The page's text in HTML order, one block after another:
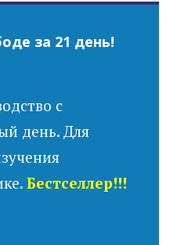
за 21 день!
с
день. Для
Бестселлер!!!